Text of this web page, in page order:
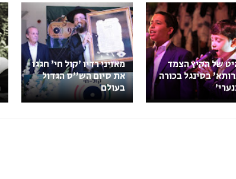
של הקיץ הצמד
בסינגל בכורה
מאזיני רדיו 'קול חי' חגגו
את סיום הש''ס הגדול
בעולם